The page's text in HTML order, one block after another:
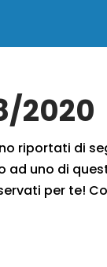
2020
riportati di
uno di
per te!